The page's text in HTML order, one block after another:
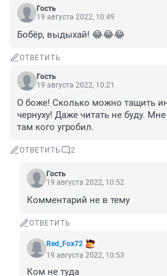
Гость
19 августа 2022, 10:49
Бобёр, выдыхай! 😂😂😂
ОТВЕТИТЬ
Гость
19 августа 2022, 10:21
О боже! Сколько можно тащить
чернуху! Даже читать не буду.
там кого угробил.
ОТВЕТИТЬ 2
Гость
19 августа 2022, 10:52
Комментарий не в тему
ОТВЕТИТЬ
Red_Fox72
19 августа 2022, 10:53
Ком не туда